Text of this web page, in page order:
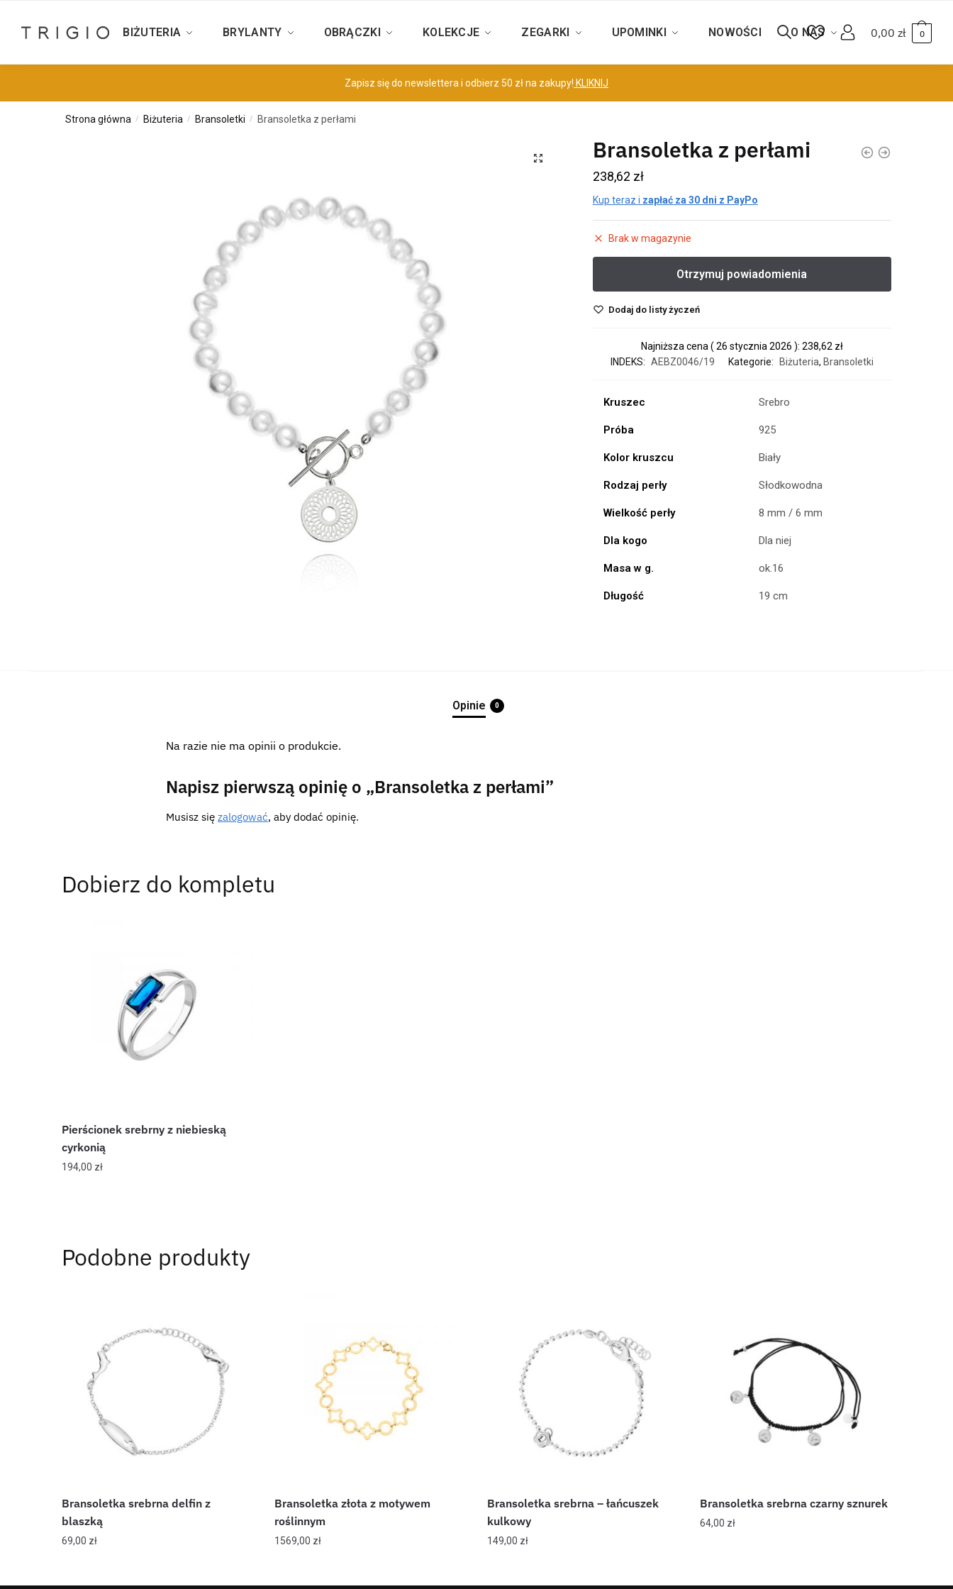
BIŻUTERIA BRYLANTY OBRĄCZKI KOLEKCJE ZEGARKI UPOMINKI NOWOŚCI O NAS 0,00 zł 0
Zapisz się do newslettera i odbierz 50 zł na zakupy! KLIKNIJ
Strona główna / Biżuteria / Bransoletki / Bransoletka z perłami
Bransoletka z perłami
238,62 zł
Kup teraz i zapłać za 30 dni z PayPo
Brak w magazynie
Dodaj do listy życzeń
Najniższa cena ( 26 stycznia 2026 ): 238,62 zł
INDEKS: AEBZ0046/19 Kategorie: Biżuteria, Bransoletki
Kruszec Srebro
Próba 925
Kolor kruszcu Biały
Rodzaj perły Słodkowodna
Wielkość perły 8 mm / 6 mm
Dla kogo Dla niej
Masa w g. ok.16
Długość 19 cm
Opinie 0
Na razie nie ma opinii o produkcie.
Napisz pierwszą opinię o „Bransoletka z perłami”
Musisz się zalogować, aby dodać opinię.
Dobierz do kompletu
Pierścionek srebrny z niebieską
cyrkonią
194,00 zł
Podobne produkty
Bransoletka srebrna delfin z
blaszką
69,00 zł
Bransoletka złota z motywem
roślinnym
1569,00 zł
Bransoletka srebrna – łańcuszek
kulkowy
149,00 zł
Bransoletka srebrna czarny sznurek
64,00 zł